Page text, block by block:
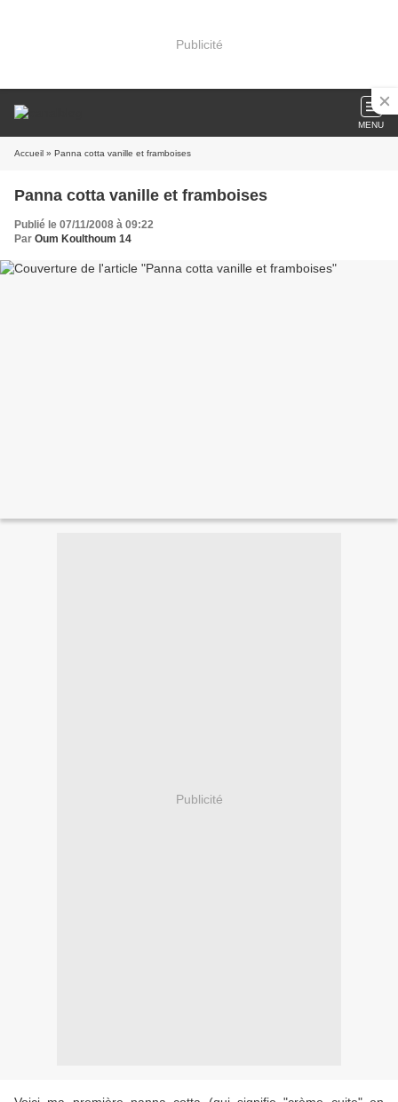
Publicité
MENU
Accueil » Panna cotta vanille et framboises
Panna cotta vanille et framboises
Publié le 07/11/2008 à 09:22
Par Oum Koulthoum 14
Publicité